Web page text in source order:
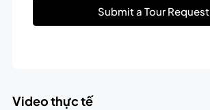
Submit a Tour Request
Video thực tế